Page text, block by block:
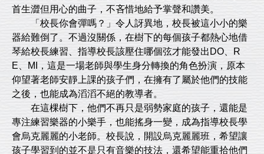
首生澀但用心的曲子，不吝惜地給予掌聲和讚美。
「校長你會彈嗎？」令人訝異地，校長被這小小的樂
器給難倒了。不過沒關係，在樹下的每個孩子都熱心地借
琴給校長練習、指導校長該壓住哪個弦才能發出DO、R
E、MI，這是一場老師與學生身分轉換的角色扮演，原本
仰望著老師安靜上課的孩子們，在擁有了屬於他們的技能
之後，也能成為滔滔不絕的教導者。
在這棵樹下，他們不再只是弱勢家庭的孩子，還能是
專注練習樂器的小樂手，也能搖身一變，成為指導校長學
會烏克麗麗的小老師。校長說，開設烏克麗麗班，希望讓
孩子學習到的並不是只有音樂的技法，還希望能重拾他們